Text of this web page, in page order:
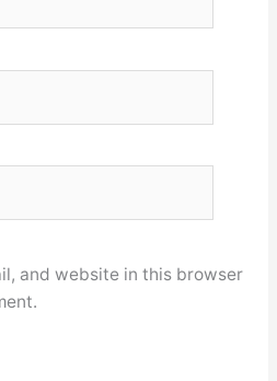
and website in this browser